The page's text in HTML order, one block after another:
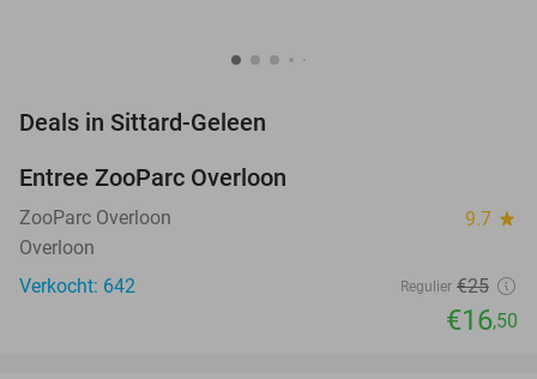
Deals in Sittard-Geleen
TODAY
Entree ZooParc Overloon
ZooParc Overloon 9.7 star
Overloon
Verkocht: 642
Regulier €25
€16,50